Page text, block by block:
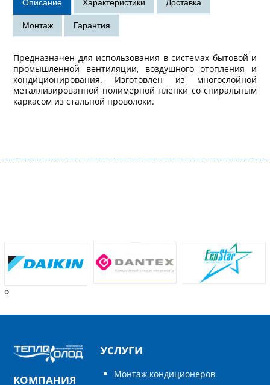
Предназначен для использования в системах бытовой и
промышленной вентиляции, воздушного отопления и
кондиционирования. Изготовлен из многослойной
металлизированной полимерной пленки со спиральным
каркасом из стальной проволоки.
‹›
КОМПАНИЯ
УСЛУГИ
Монтаж кондиционеров